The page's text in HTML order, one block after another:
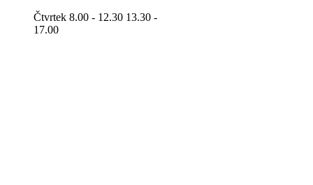
Čtvrtek 8.00 - 12.30 13.30 -
17.00